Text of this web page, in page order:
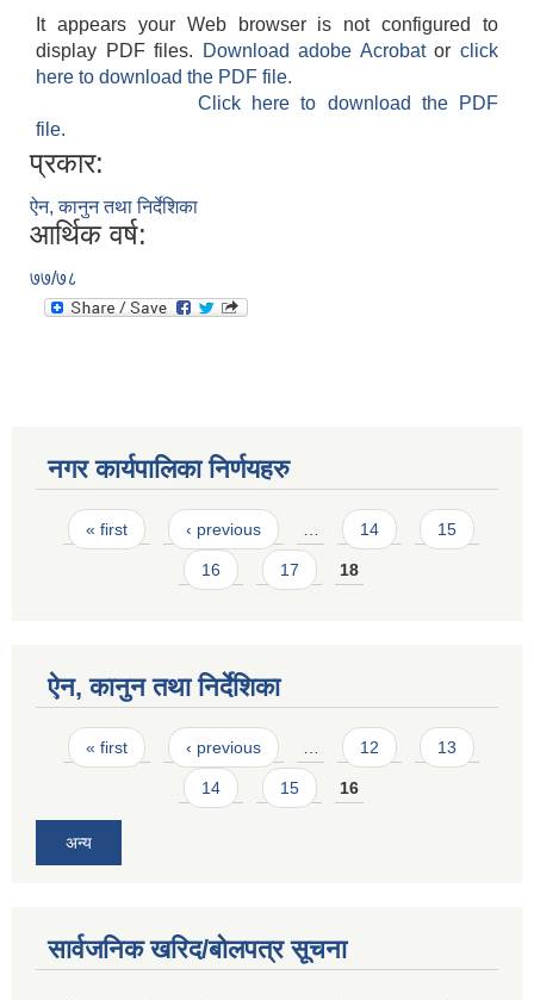
It appears your Web browser is not configured to
display PDF files.
Download adobe Acrobatorclick
here to download the PDF file.
Click here to download the PDF
file.
प्रकार:
ऐन, कानुन तथा निर्देशिका
आर्थिक वर्ष:
७७/७८
नगर कार्यपालिका निर्णयहरु
Pages
« first ‹ previous … 14 15
16 17 18
ऐन, कानुन तथा निर्देशिका
Pages
« first ‹ previous 12 13
14 15 16
अन्य
सार्वजनिक खरिद/बोलपत्र सूचना